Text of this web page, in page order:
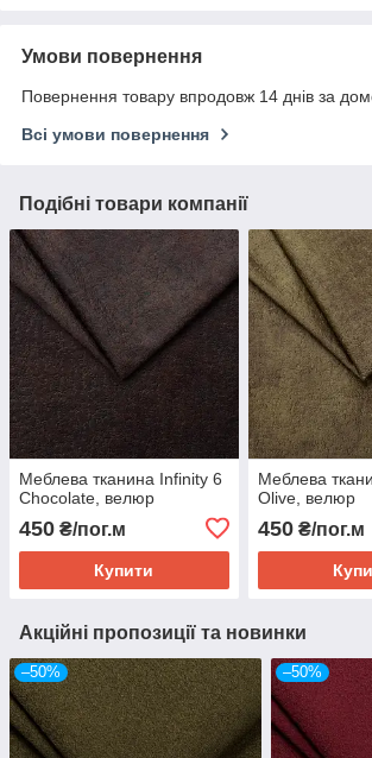
Умови повернення
Повернення товару впродовж 14 днів за
Всі умови повернення
Подібні товари компанії
Меблева тканина Infinity 6
Chocolate, велюр
450 ₴/пог.м
Купити
Меблева
Olive, велюр
450₴/пог.м
Акційні пропозиції та новинки
–50% –50%